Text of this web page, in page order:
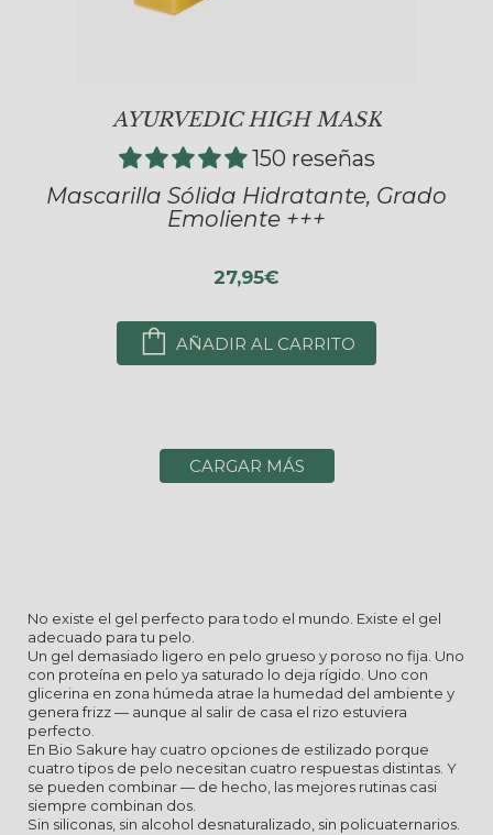
AYURVEDIC HIGH MASK
150 reseñas
Mascarilla Sólida Hidratante, Grado
Emoliente +++
27,95€
AÑADIR AL CARRITO
CARGAR MÁS
No existe el gel perfecto para todo el mundo. Existe el gel
adecuado para tu pelo.
Un gel demasiado ligero en pelo grueso y poroso no fija. Uno
con proteína en pelo ya saturado lo deja rígido. Uno con
glicerina en zona húmeda atrae la humedad del ambiente y
genera frizz — aunque al salir de casa el rizo estuviera
perfecto.
En Bio Sakure hay cuatro opciones de estilizado porque
cuatro tipos de pelo necesitan cuatro respuestas distintas. Y
se pueden combinar — de hecho, las mejores rutinas casi
siempre combinan dos.
Sin siliconas, sin alcohol desnaturalizado, sin policuaternarios.